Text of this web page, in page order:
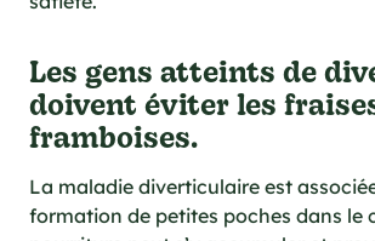
Les gens atteints de
doivent éviter les
framboises.
La maladie diverticulaire est
formation de petites poches dans le